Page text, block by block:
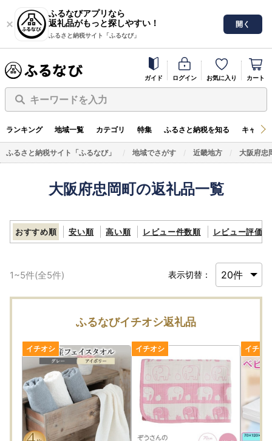
ふるなびアプリなら
返礼品がもっと探しやすい！
ふるさと納税サイト「ふるなび」
開く
ガイド ログイン お気に入り カート
キーワードを入力
ランキング 地域一覧 カテゴリ 特集 ふるさと納税を知る キャン
ふるさと納税サイト「ふるなび」 地域でさがす 近畿地方 大阪府忠
大阪府忠岡町の返礼品一覧
おすすめ順 安い順 高い順 レビュー件数順 レビュー評価順
1~5件(全5件) 表示切替：
ふるなびイチオシ返礼品